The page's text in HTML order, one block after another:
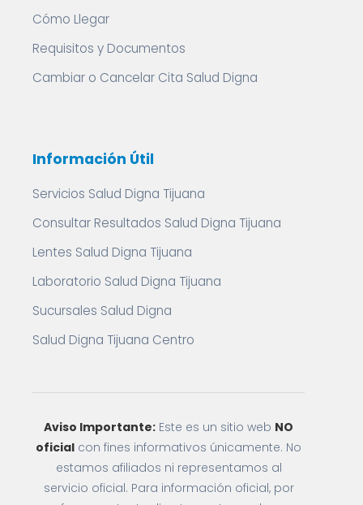
Cómo Llegar
Requisitos y Documentos
Cambiar o Cancelar Cita Salud Digna
Información Útil
Servicios Salud Digna Tijuana
Consultar Resultados Salud Digna Tijuana
Lentes Salud Digna Tijuana
Laboratorio Salud Digna Tijuana
Sucursales Salud Digna
Salud Digna Tijuana Centro
Aviso Importante: Este es un sitio web NO
oficial con fines informativos únicamente. No
estamos afiliados ni representamos al
servicio oficial. Para información oficial, por